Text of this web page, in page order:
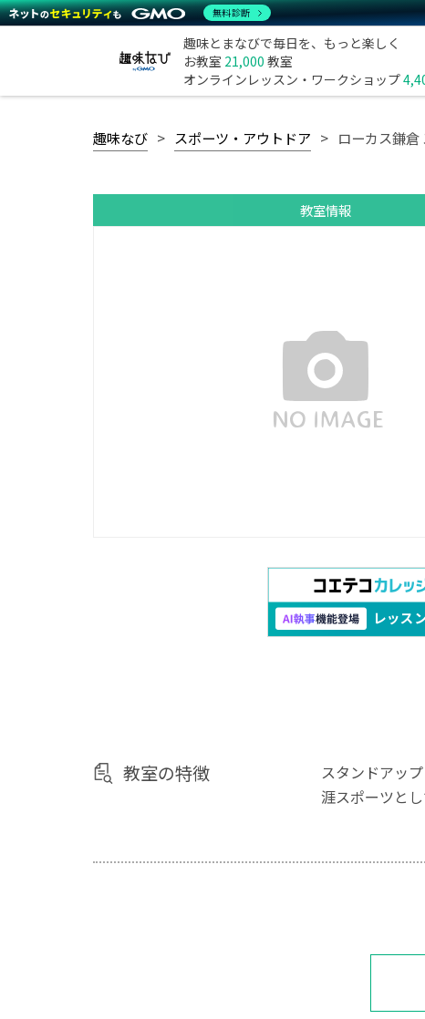
趣味とまなびで毎日を、もっと楽しく
お教室 21,000 教室
オンラインレッスン・ワークショップ
趣味なび スポーツ・アウトドア ローカス鎌倉
教室情報
教室の特徴
スタンドアッ
涯スポーツと
無料診断